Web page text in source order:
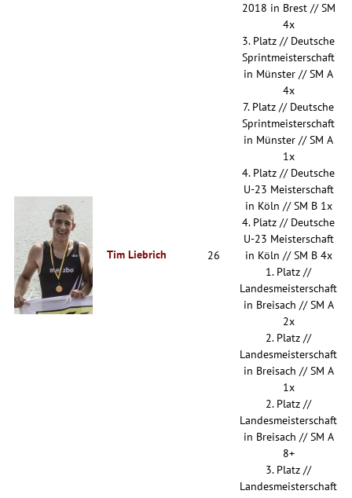
Tim Liebrich 26
2018 in Brest // SM
4x
3. Platz // Deutsche
Sprintmeisterschaft
in Münster // SM A
4x
7. Platz // Deutsche
Sprintmeisterschaft
in Münster // SM A
1x
4. Platz // Deutsche
U-23 Meisterschaft
in Köln // SM B 1x
4. Platz // Deutsche
U-23 Meisterschaft
in Köln // SM B 4x
1. Platz //
Landesmeisterschaft
in Breisach // SM A
2x
2. Platz //
Landesmeisterschaft
in Breisach // SM A
1x
2. Platz //
Landesmeisterschaft
in Breisach // SM A
8+
3. Platz //
Landesmeisterschaft